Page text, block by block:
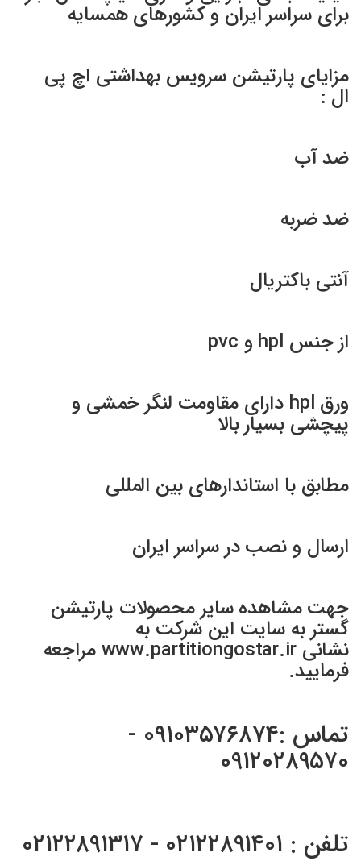
برای سراسر ایران و کشورهای همسایه
مزایای پارتیشن سرویس بهداشتی اچ پی
ال :
ضد آب
ضد ضربه
آنتی باکتریال
از جنس hpl و pvc
ورق hpl دارای مقاومت لنگر خمشی و
پیچشی بسیار بالا
مطابق با استاندارهای بین المللی
ارسال و نصب در سراسر ایران
جهت مشاهده سایر محصولات پارتیشن
گستر به سایت این شرکت به
نشانی www.partitiongostar.ir مراجعه
فرمایید.
تماس :۰۹۱۰۳۵۷۶۸۷۴ -
۰۹۱۲۰۲۸۹۵۷۰
تلفن : ۰۲۱۲۲۸۹۱۴۰۱ - ۰۲۱۲۲۸۹۱۳۱۷